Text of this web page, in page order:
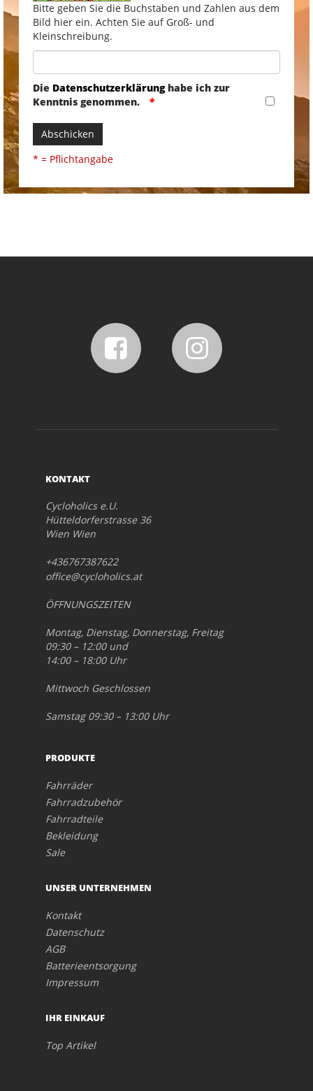
Bitte geben Sie die Buchstaben und Zahlen aus dem
Bild hier ein. Achten Sie auf Groß- und
Kleinschreibung.
Die Datenschutzerklärunghabe ich zur
Kenntnis genommen.
Abschicken
* = Pflichtangabe
KONTAKT
Cycloholics e.U.
Hütteldorferstrasse 36
Wien Wien
+436767387622
office@cycloholics.at
ÖFFNUNGSZEITEN
Montag, Dienstag, Donnerstag, Freitag
09:30 – 12:00 und
14:00 – 18:00 Uhr
Mittwoch Geschlossen
Samstag 09:30 – 13:00 Uhr
PRODUKTE
Fahrräder
Fahrradzubehör
Fahrradteile
Bekleidung
Sale
UNSER UNTERNEHMEN
Kontakt
Datenschutz
AGB
Batterieentsorgung
Impressum
IHR EINKAUF
Top Artikel